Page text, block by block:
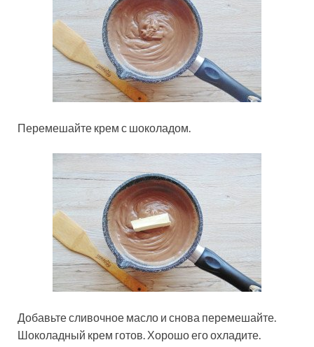
Перемешайте крем с шоколадом.
Добавьте сливочное масло и снова перемешайте.
Шоколадный крем готов. Хорошо его охладите.